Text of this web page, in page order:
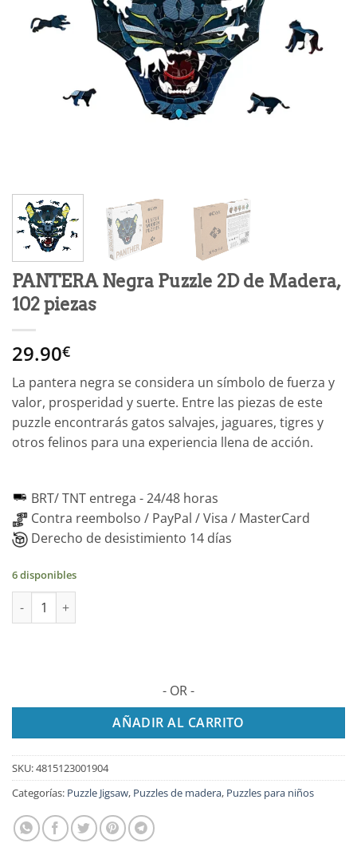
PANTERA Negra Puzzle 2D de Madera,
102 piezas
29.90€
La pantera negra se considera un símbolo de fuerza y
valor, prosperidad y suerte. Entre las piezas de este
puzzle encontrarás gatos salvajes, jaguares, tigres y
otros felinos para una experiencia llena de acción.
BRT/ TNT entrega -24/48 horas
Contra reembolso / PayPal / Visa / MasterCard
Derecho de desistimiento 14 días
6 disponibles
PANTERA Nera Puzzle 2D de Madera, 102 piezas cantidad
- OR -
AÑADIR AL CARRITO
SKU:4815123001904
Categorías: Puzzle Jigsaw, Puzzles de madera, Puzzles para niños